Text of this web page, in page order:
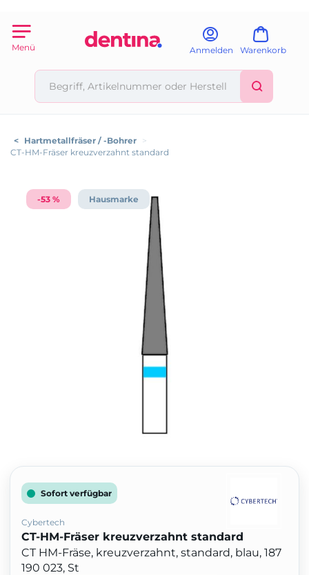
Menü Anmelden Warenkorb
< Hartmetallfräser / -Bohrer >
CT-HM-Fräser kreuzverzahnt standard
-53 % Hausmarke
Sofort verfügbar
Cybertech
CT-HM-Fräser kreuzverzahnt standard
CT HM-Fräse, kreuzverzahnt, standard, blau, 187
190 023, St